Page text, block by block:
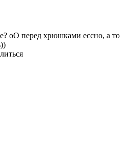
оО перед хрюшками ессно, а то